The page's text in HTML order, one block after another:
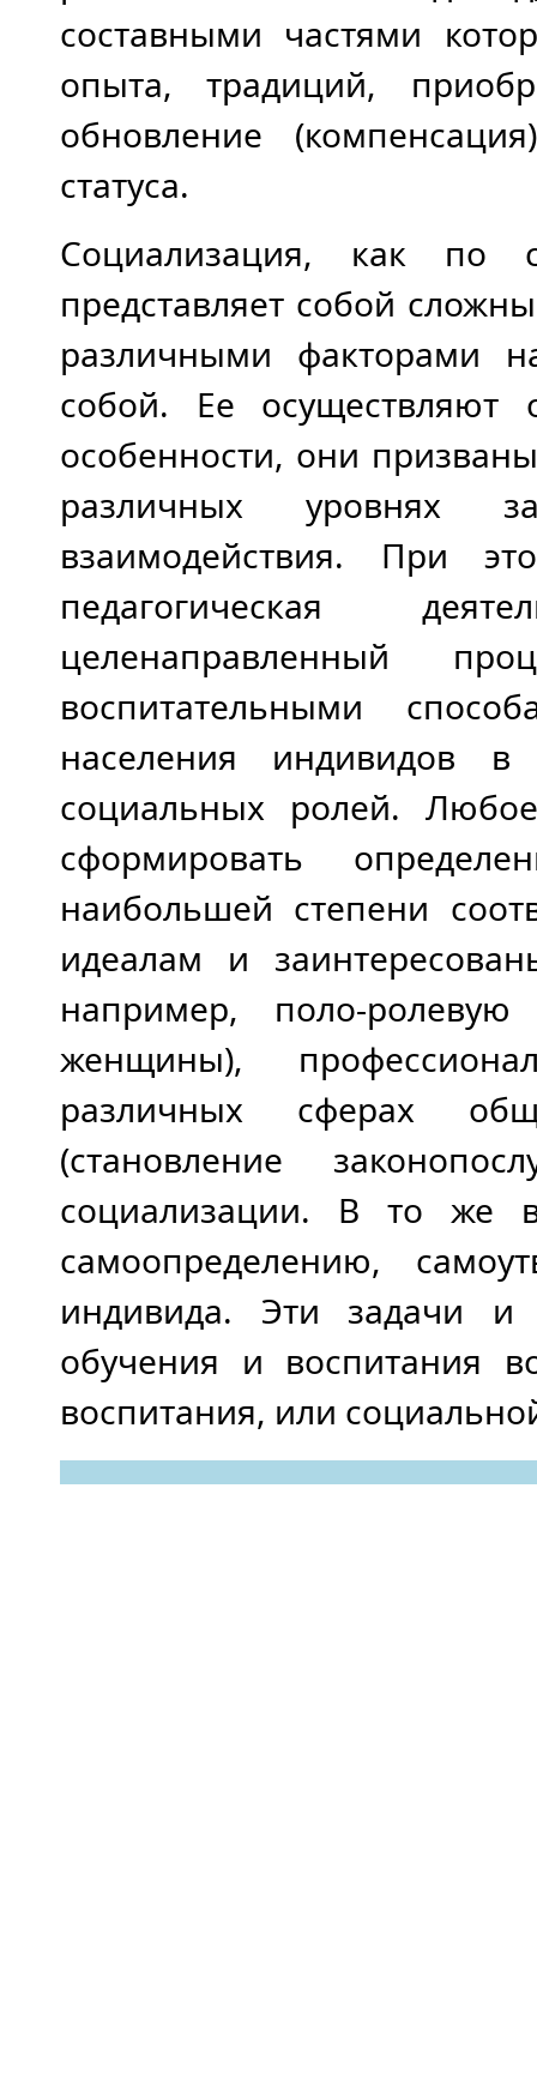
составными частями
опыта, традиций,
обновление
статуса.
Социализация, как по
представляет собой
различными факторами
собой. Ее
особенности, они
различных уровнях
взаимодействия. При
педагогическая
целенаправленный
воспитательными
населения индивидов
социальных ролей.
сформировать
наибольшей степени
идеалам и
например, поло-
женщины),
различных сферах
(становление
социализации. В то же
самоопределению,
индивида. Эти задачи и
обучения и воспитания
воспитания, или